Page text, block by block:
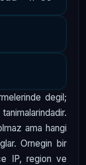
degil;
ama hangi
Ornegin bir
IP, region ve